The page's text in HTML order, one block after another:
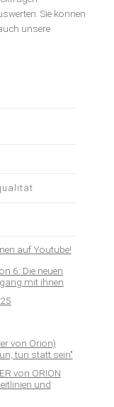
Sie können
unsere
auf Youtube!
6: Die neuen
mit ihnen
von Orion)
tun statt sein"
von ORION
und